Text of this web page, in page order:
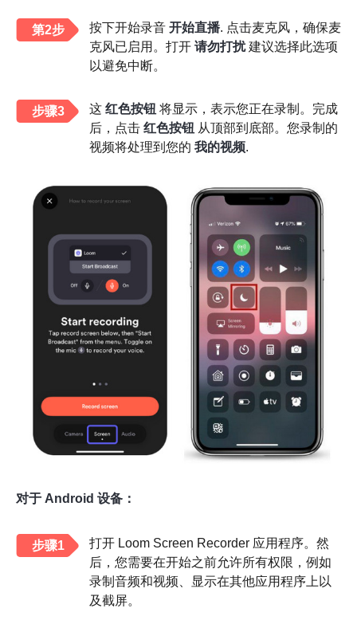
第2步 按下开始录音 开始直播. 点击麦克风，确保麦
克风已启用。打开 请勿打扰建议选择此选项
以避免中断。
步骤3 这 红色按钮 将显示，表示您正在录制。完成
后，点击 红色按钮 从顶部到底部。您录制的
视频将处理到您的 我的视频.
对于 Android 设备：
步骤1
打开 Loom Screen Recorder 应用程序。然
后，您需要在开始之前允许所有权限，例如
录制音频和视频、显示在其他应用程序上以
及截屏。